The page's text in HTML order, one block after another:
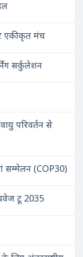
एकीकृत मंच
सर्कुलेशन
परिवर्तन से
सम्मेलन (COP30)
टू 2035